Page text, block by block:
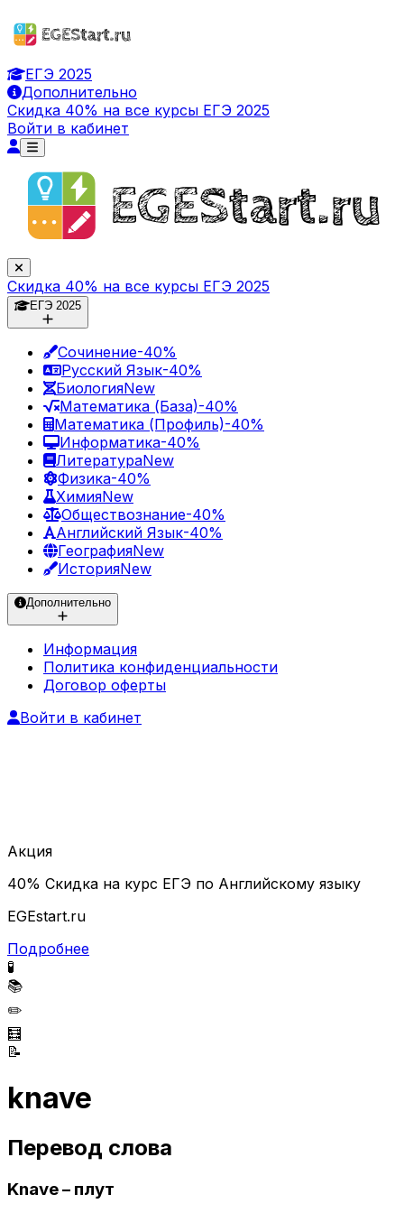
ЕГЭ 2025
Дополнительно
Скидка 40% на все курсы ЕГЭ 2025
Войти в кабинет
Скидка 40% на все курсы ЕГЭ 2025
ЕГЭ 2025
Сочинение-40%
Русский Язык-40%
БиологияNew
Математика (База)-40%
Математика (Профиль)-40%
Информатика-40%
ЛитератураNew
Физика-40%
ХимияNew
Обществознание-40%
Английский Язык-40%
ГеографияNew
ИсторияNew
Дополнительно
Информация
Политика конфиденциальности
Договор оферты
Войти в кабинет
Акция
40% Скидка на курс ЕГЭ по Английскому языку
EGEstart.ru
Подробнее
🧪
📚
✏️
🧮
📝
knave
Перевод слова
Knave – плут